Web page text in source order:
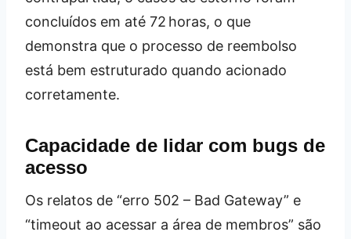
concluídos em até 72 horas, o que
demonstra que o processo de reembolso
está bem estruturado quando acionado
corretamente.
Capacidade de lidar com bugs de
acesso
Os relatos de “erro 502 – Bad Gateway” e
“timeout ao acessar a área de membros” são